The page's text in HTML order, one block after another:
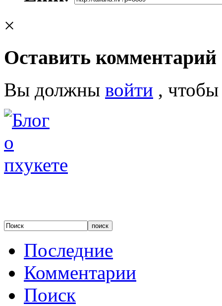
×
Оставить комментарий
Вы должны войти ,
Последние
Комментарии
Поиск